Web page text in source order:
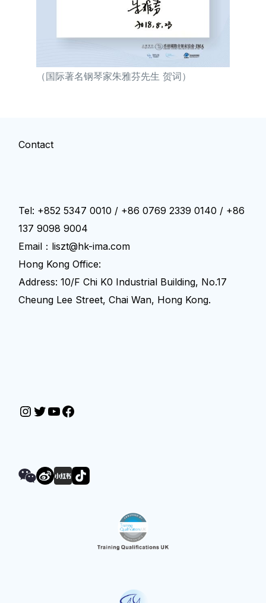
（国际著名钢琴家朱雅芬先生 贺词）
Contact
Tel: +852 5347 0010 / +86 0769 2339 0140 / +86
137 9098 9004
Email：liszt@hk-ima.com
Hong Kong Office:
Address: 10/F Chi K0 Industrial Building, No.17
Cheung Lee Street, Chai Wan, Hong Kong.